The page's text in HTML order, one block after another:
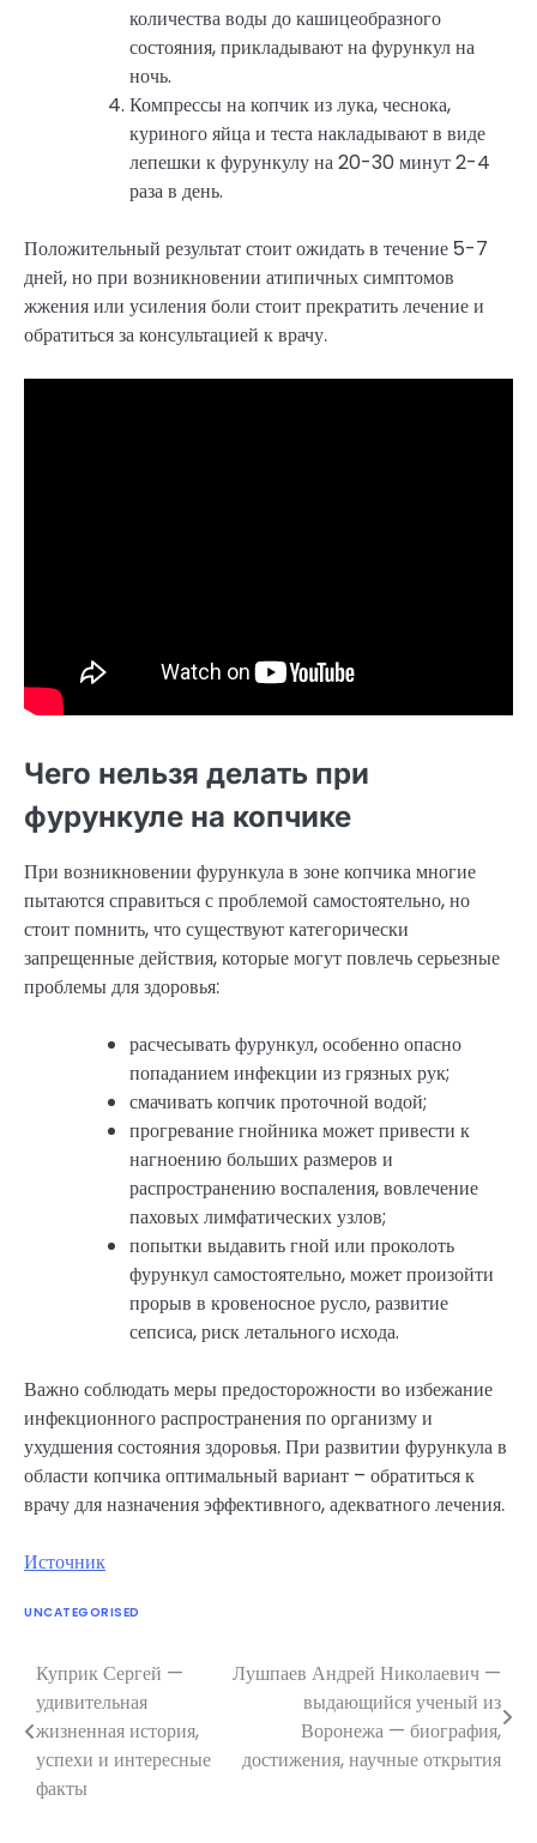
количества воды до кашицеобразного
состояния, прикладывают на фурункул на
ночь.
Компрессы на копчик из лука, чеснока,
куриного яйца и теста накладывают в виде
лепешки к фурункулу на 20-30 минут 2-4
раза в день.
Положительный результат стоит ожидать в течение 5-7
дней, но при возникновении атипичных симптомов
жжения или усиления боли стоит прекратить лечение и
обратиться за консультацией к врачу.
Чего нельзя делать при
фурункуле на копчике
При возникновении фурункула в зоне копчика многие
пытаются справиться с проблемой самостоятельно, но
стоит помнить, что существуют категорически
запрещенные действия, которые могут повлечь серьезные
проблемы для здоровья:
расчесывать фурункул, особенно опасно
попаданием инфекции из грязных рук;
смачивать копчик проточной водой;
прогревание гнойника может привести к
нагноению больших размеров и
распространению воспаления, вовлечение
паховых лимфатических узлов;
попытки выдавить гной или проколоть
фурункул самостоятельно, может произойти
прорыв в кровеносное русло, развитие
сепсиса, риск летального исхода.
Важно соблюдать меры предосторожности во избежание
инфекционного распространения по организму и
ухудшения состояния здоровья. При развитии фурункула в
области копчика оптимальный вариант – обратиться к
врачу для назначения эффективного, адекватного лечения.
Источник
UNCATEGORISED
Навигация
по
записям
Куприк Сергей —
удивительная
жизненная история,
успехи и интересные
факты
Лушпаев Андрей Николаевич —
выдающийся ученый из
Воронежа — биография,
достижения, научные открытия